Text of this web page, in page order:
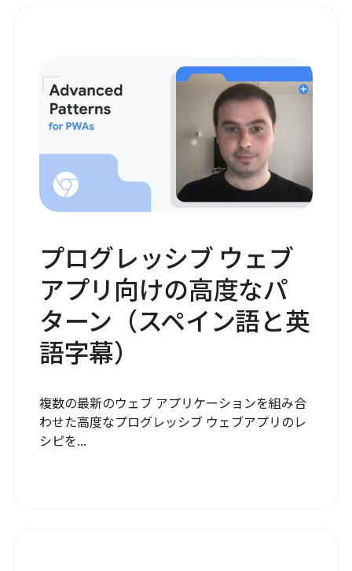
プログレッシブ ウェブ
アプリ向けの高度なパ
ターン（スペイン語と英
語字幕）
複数の最新のウェブ アプリケーションを組み合
わせた高度なプログレッシブ ウェブアプリのレ
シピを...